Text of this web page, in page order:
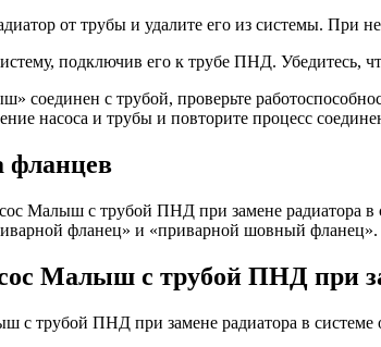
от трубы и удалите его из системы. При
подключив его к трубе ПНД. Убедитесь,
соединен с трубой, проверьте
насоса и трубы и повторите процесс
фланцев
Малыш с трубой ПНД при замене радиатора
фланец» и «приварной шовный фланец».
Малыш с трубой ПНД при
с трубой ПНД при замене радиатора в